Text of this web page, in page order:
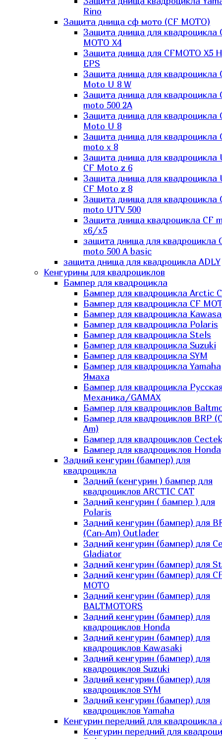
Rino
Защита днища сф мото (CF MOTO)
Защита днища для квадроцикла
MOTO X4
Защита днища для CFMOTO X5
EPS
Защита днища для квадроцикла
Moto U 8 W
Защита днища для квадроцикла
moto 500 2A
Защита днища для квадроцикла
Moto U 8
Защита днища для квадроцикла
moto x 8
Защита днища для квадроцикла
CF Moto z 6
Защита днища для квадроцикла
CF Moto z 8
Защита днища для квадроцикла
moto UTV 500
Защита днища квадроцикла СF
x6/x5
защита днища для квадроцикла
moto 500 A basic
защита днища для квадроцикла ADLY
Кенгурины для квадроциклов
Бампер для квадроцикла
Бампер для квадроцикла Arctic
Бампер для квадроцикла CF
Бампер для квадроцикла
Бампер для квадроцикла Polaris
Бампер для квадроцикла Stels
Бампер для квадроцикла Suzuki
Бампер для квадроцикла SYM
Бампер для квадроцикла Yamaha
Ямаха
Бампер для квадроцикла
Механика/GAMAX
Бампер для квадроциклов
Бампер для квадроциклов BRP
Am)
Бампер для квадроциклов Cectek
Бампер для квадроциклов Honda
Задний кенгурин (бампер) для
квадроцикла
Задний (кенгурин ) бампер для
квадроциклов ARCTIC CAT
Задний кенгурин ( бампер ) для
Polaris
Задний кенгурин (бампер) для
(Can-Am) Outlader
Задний кенгурин (бампер) для
Gladiator
Задний кенгурин (бампер) для
Задний кенгурин (бампер) для
MOTO
Задний кенгурин (бампер) для
BALTMOTORS
Задний кенгурин (бампер) для
квадроциклов Honda
Задний кенгурин (бампер) для
квадроциклов Kawasaki
Задний кенгурин (бампер) для
квадроциклов Suzuki
Задний кенгурин (бампер) для
квадроциклов SYM
Задний кенгурин (бампер) для
квадроциклов Yamaha
Кенгурин передний для квадроцикла
Кенгурин передний для